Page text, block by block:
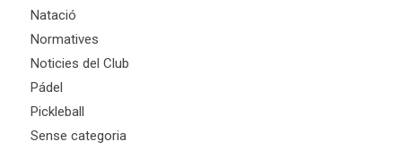
Natació
Normatives
Noticies del Club
Pádel
Pickleball
Sense categoria